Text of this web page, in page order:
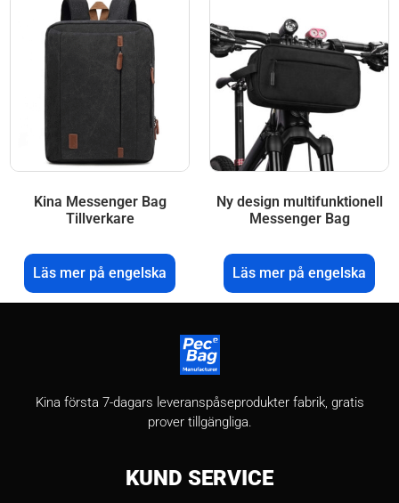
Kina Messenger Bag
Tillverkare
Läs mer på engelska
Ny design multifunktionell
Messenger Bag
Läs mer på engelska
Kina första 7-dagars leveranspåseprodukter fabrik, gratis
prover tillgängliga.
KUND SERVICE